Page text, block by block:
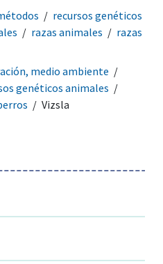
recursos genéticos
razas animales
razas
medio ambiente
genéticos animales
Vizsla